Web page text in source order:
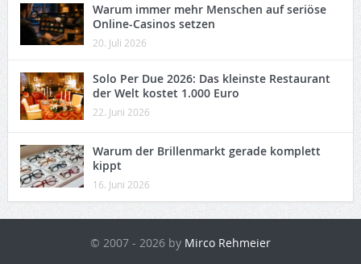
Warum immer mehr Menschen auf seriöse
Online-Casinos setzen
20. Juli 2026
Solo Per Due 2026: Das kleinste Restaurant
der Welt kostet 1.000 Euro
22. Juni 2026
Warum der Brillenmarkt gerade komplett
kippt
16. Juni 2026
© 2007 - 2026 by Mirco Rehmeier